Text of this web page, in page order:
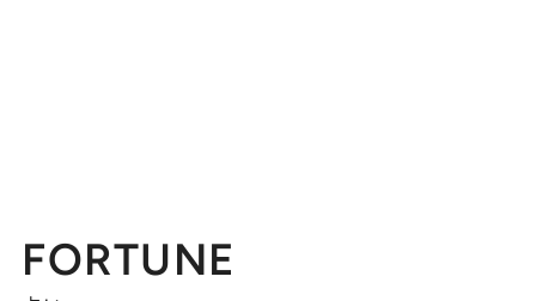
FORTUNE